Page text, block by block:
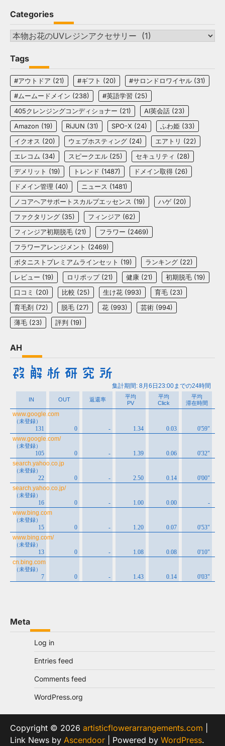
Categories
Categories
Tags
#アウトドア (21) #ギフト (20) #サロンドロワイヤル (31)
#ムームードメイン (238) #英語学習 (25)
405クレンジングコンディショナー (21) AI英会話 (23)
Amazon (19) RiJUN (31) SPO-X (24) ふわ姫 (33)
イクオス (20) ウェブホスティング (24) エアトリ (22)
エレコム (34) スピークエル (25) セキュリティ (28)
デメリット (19) トレンド (1487) ドメイン取得 (26)
ドメイン管理 (40) ニュース (1481)
ノコアヘアサポートスカルプエッセンス (19) ハゲ (20)
ファクタリング (35) フィンジア (62)
フィンジア初期脱毛 (21) フラワー (2469)
フラワーアレンジメント (2469)
ボタニストプレミアムラインセット (19) ランキング (22)
レビュー (19) ロリポップ(21) 健康 (21) 初期脱毛 (19)
口コミ (20) 比較 (25) 生け花 (993) 育毛 (23)
育毛剤 (72) 脱毛 (27) 花 (993) 芸術 (994)
薄毛 (23) 評判 (19)
AH
Meta
Log in
Entries feed
Comments feed
WordPress.org
Copyright © 2026 artisticflowerarrangements.com
Link News by Ascendoor | Powered by WordPress.